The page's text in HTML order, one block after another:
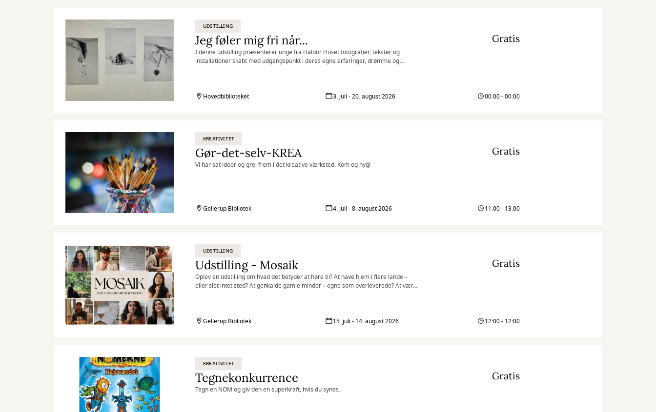
UDSTILLING
Jeg føler mig fri når...
I denne udstilling præsenterer unge fra Haldor Huset fotografier, tekster og
installationer skabt med udgangspunkt i deres egne erfaringer, drømme og
Gratis
Hovedbiblioteket 3. juli - 20. august 2026 00:00 - 00:00
KREATIVITET
Gør-det-selv-KREA
Vi har sat ideer og grej frem i det kreative værksted. Kom og hyg!
Gratis
Gellerup Bibliotek 4. juli - 8. august 2026 11:00 - 13:00
UDSTILLING
Udstilling - Mosaik
Oplev en udstilling om hvad det betyder at høre til? At have hjem i flere lande –
eller slet intet sted? At genkalde gamle minder – egne som overleverede? At være
Gratis
Gellerup Bibliotek 15. juli - 14. august 2026 12:00 - 12:00
KREATIVITET
Tegnekonkurrence
Tegn en NOM og giv den en superkraft, hvis du synes.
Gratis